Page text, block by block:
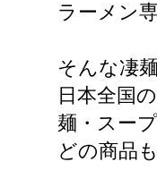
ラーメン
そんな凄
日本全国
麺・スー
どの商品